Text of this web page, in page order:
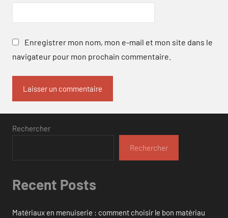
Enregistrer mon nom, mon e-mail et mon site dans le
navigateur pour mon prochain commentaire.
Rechercher
Rechercher
Recent Posts
Matériaux en menuiserie : comment choisir le bon matériau